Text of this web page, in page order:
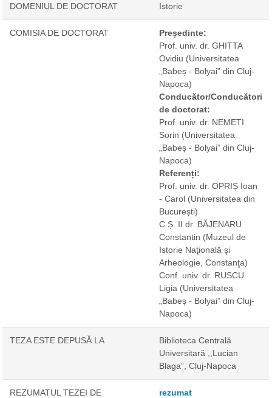
DOMENIUL DE DOCTORAT Istorie
COMISIA DE DOCTORAT
Președinte:
Prof. univ. dr. GHITTA
Ovidiu (Universitatea
„Babeș - Bolyai” din Cluj-
Napoca)
Conducător/Conducători
de doctorat:
Prof. univ. dr. NEMETI
Sorin (Universitatea
„Babeș - Bolyai” din Cluj-
Napoca)
Referenți:
Prof. univ. dr. OPRIȘ Ioan
- Carol (Universitatea din
București)
C.Ș. II dr. BĂJENARU
Constantin (Muzeul de
Istorie Naţională şi
Arheologie, Constanţa)
Conf. univ. dr. RUSCU
Ligia (Universitatea
„Babeș - Bolyai” din Cluj-
Napoca)
TEZA ESTE DEPUSĂ LA
Biblioteca Centrală
Universitară ,,Lucian
Blaga”, Cluj-Napoca
REZUMATUL TEZEI DE
rezumat